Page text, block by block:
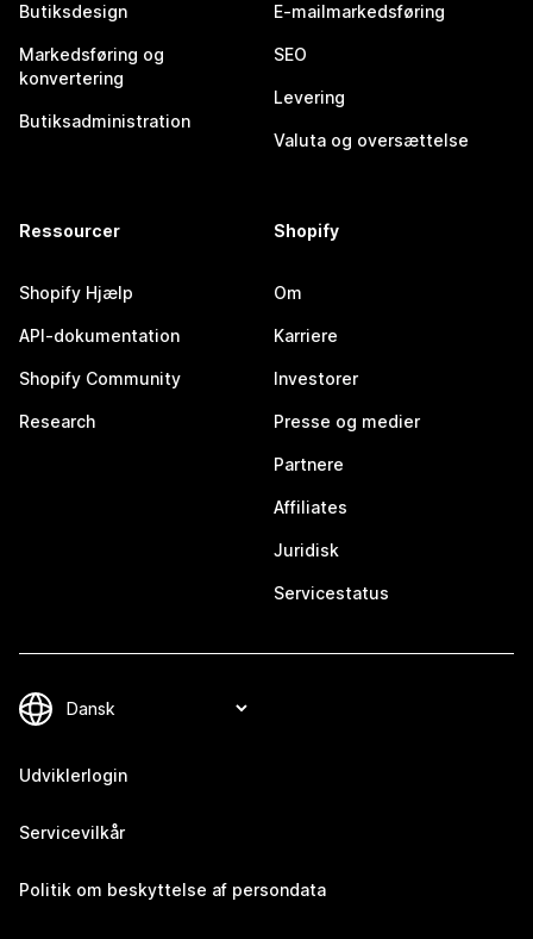
Butiksdesign
Markedsføring og
konvertering
Butiksadministration
E-mailmarkedsføring
SEO
Levering
Valuta og oversættelse
Ressourcer
Shopify Hjælp
API-dokumentation
Shopify Community
Research
Shopify
Om
Karriere
Investorer
Presse og medier
Partnere
Affiliates
Juridisk
Servicestatus
Udviklerlogin
Servicevilkår
Politik om beskyttelse af persondata